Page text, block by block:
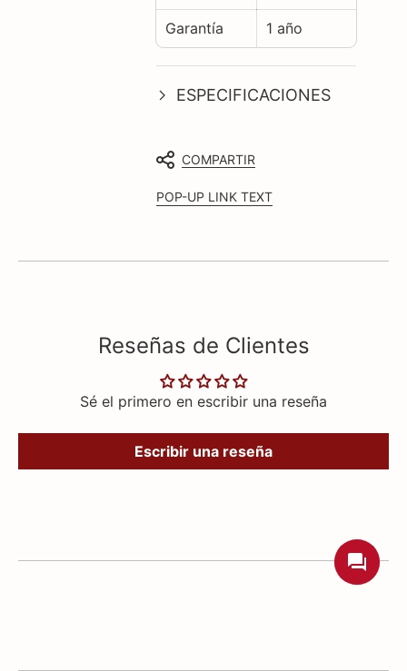
Garantía 1 año
ESPECIFICACIONES
COMPARTIR
POP-UP LINK TEXT
Reseñas de Clientes
Sé el primero en escribir una reseña
Escribir una reseña